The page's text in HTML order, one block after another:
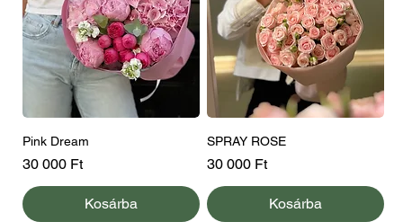
Pink Dream
Ár
30 000 Ft
Kosárba
SPRAY ROSE
Ár
30 000 Ft
Kosárba